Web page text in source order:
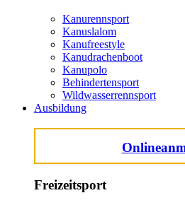
Kanurennsport
Kanuslalom
Kanufreestyle
Kanudrachenboot
Kanupolo
Behindertensport
Wildwasserrennsport
Ausbildung
Freizeitsport